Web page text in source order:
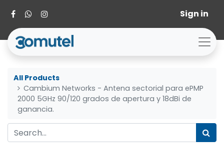
Sign in
All Products
Cambium Networks - Antena sectorial para ePMP
2000 5GHz 90/120 grados de apertura y 18dBi de
ganancia.